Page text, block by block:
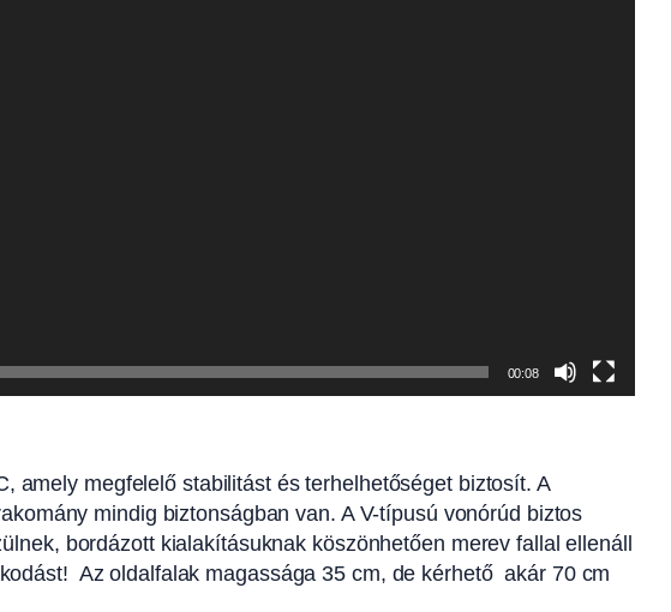
00:08
amely megfelelő stabilitást és terhelhetőséget biztosít. A
mindig biztonságban van. A V-típusú vonórúd biztos
bordázott kialakításuknak köszönhetően merev fallal ellenáll
Az oldalfalak magassága 35 cm, de kérhető akár 70 cm